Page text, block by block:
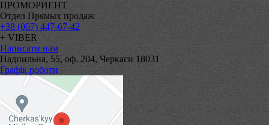
ПРОМОРИЕНТ
Отдел Прямых продаж
+38 (067) 447-67-42
+ VIBER
Написати нам
Надпильна, 55, оф. 204, Черкаси 18031
Графік роботи